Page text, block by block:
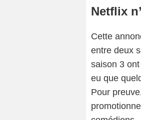
Netflix
Cette
entre deux
saison 3
eu que
Pour